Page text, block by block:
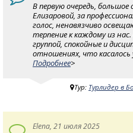
В первую очередь, большое
Елизаровой, за
голос, ненавязчиво
терпение к каждому из
группой, спокойные и
отношениях, что
Подробнее>
Тур: Турлидер в
Elena, 21 июля 2025